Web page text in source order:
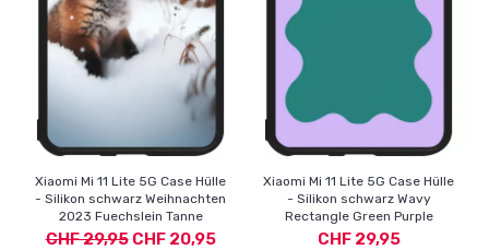
Xiaomi Mi 11 Lite 5G Case Hülle
- Silikon schwarz Weihnachten
2023 Fuechslein Tanne
CHF 29,95CHF 20,95
Xiaomi Mi 11 Lite 5G Case Hülle
- Silikon schwarz Wavy
Rectangle Green Purple
CHF 29,95